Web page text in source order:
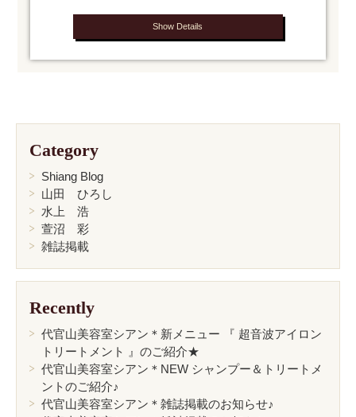
Show Details
Category
Shiang Blog
山田 ひろし
水上 浩
萱沼 彩
雑誌掲載
Recently
代官山美容室シアン＊新メニュー 『 超音波アイロン
トリートメント 』のご紹介★
代官山美容室シアン＊NEW シャンプー＆トリートメ
ントのご紹介♪
代官山美容室シアン＊雑誌掲載のお知らせ♪